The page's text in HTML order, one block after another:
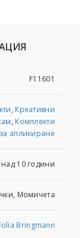
F11601
, Креативни
, Комплекти
за апликиране
10 години
Момичета
Bringmann